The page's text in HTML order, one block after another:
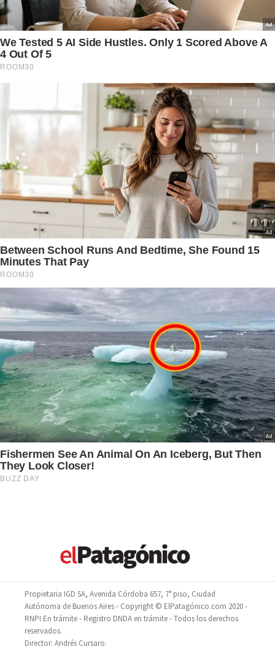
Propietaria IGD SA, Avenida Córdoba 657, 7° piso, Ciudad
Autónoma de Buenos Aires - Copyright © ElPatagónico.com 2020 -
RNPI En trámite - Registro DNDA en trámite - Todos los derechos
reservados.
Director: Andrés Cursaro.